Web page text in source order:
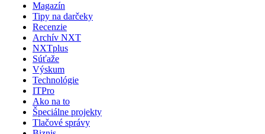
Magazín
Tipy na darčeky
Recenzie
Archív NXT
NXTplus
Súťaže
Výskum
Technológie
ITPro
Ako na to
Špeciálne projekty
Tlačové správy